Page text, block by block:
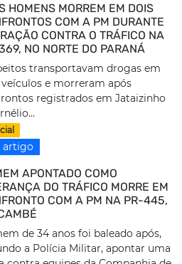
HOMENS MORREM EM DOIS
COM A PM DURANTE
CONTRA O TRÁFICO NA
NO NORTE DO PARANÁ
transportavam drogas em
e morreram após
registrados em Jataizinho
artigo
APONTADO COMO
DO TRÁFICO MORRE EM
COM A PM NA PR-445,
de 34 anos foi baleado após,
a Polícia Militar, apontar uma